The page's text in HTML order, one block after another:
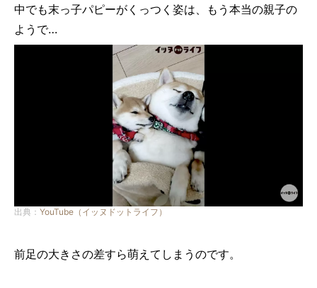
中でも末っ子パピーがくっつく姿は、もう本当の親子の
ようで…
出典： YouTube（イッヌドットライフ）
前足の大きさの差すら萌えてしまうのです。